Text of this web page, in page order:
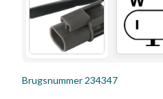
Brugsnummer 234347